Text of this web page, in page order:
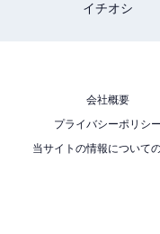
イチオシ
会社概要
プライバシーポリシー
当サイトの情報について